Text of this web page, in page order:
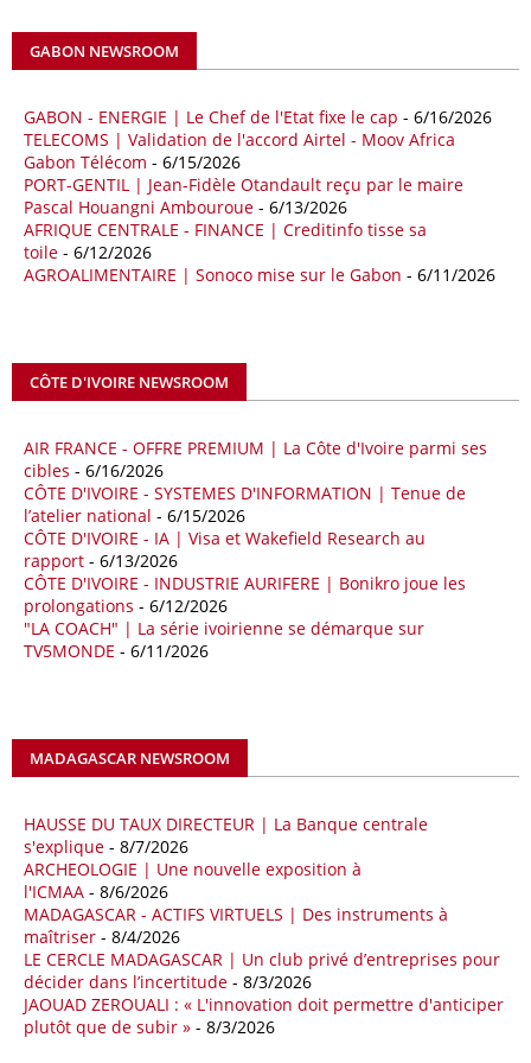
avril, à 81,82 milliards de dollars. Durant la même période, les
importations chinoises en provenance du continent ont atteint 45,02
quatre premiers mois de 2025.
09/05/26 ITALIE - LIBYE
Les deux pays veulent accélérer leurs projets gaziers communs, afin
de sécuriser davantage les approvisionnements énergétiques en
Méditerranée, dans un contexte marqué par des tensions
géopolitiques internationales et des perturbations sur le marché
mondial du gaz. Réunis à Rome le jeudi 7 mai, la Première ministre
coopération et les investissements dans le secteur énergétique. Cette
séquence survient alors que Rome cherche à réduire son exposition
18/04/26 ALGERIE - BP
La multinationale BP signe son retour en Algérie où un permis de
prospection d’hydrocarbures dans le bassin oriental lui a été attribué
par l’Agence nationale pour la valorisation des ressources en
hydrocarbures (ALNAFT). L’information rendue publique mercredi 15
avril par l’institution, intervient dans le cadre de sa politique de relance
de l’exploration. Le périmètre concerné se situe dans une zone de
l’est du pays jugée peu explorée malgré son potentiel. BP pourra y
lancer ses premières opérations de prospection sur le terrain portant
18/04/26 OUGANDA - CITIBANK
américaine Citibank pour arranger la mobilisation des financements
nécessaires à la construction du chemin de fer à écartement standard
(SGR) qui devrait relier la capitale Kampala à la frontière avec le
Kenya, pour un investissement de 2,7 milliards d'euros (3,19 milliards
de dollars). Selon le secrétaire permanent au ministère ougandais des
Finances, Ramathan Ggoobi, lors d’une rencontre entre les ministres
des Finances de l'Ouganda, du Kenya et du Rwanda tenue à
Washington, en marge des réunions de printemps 2026 du FMI et de
la Banque mondiale, des pourparlers avec les institutions de Bretton
Woods ont aussi été engagés en vue d'obtenir leur soutien pour ce
GABON NEWSROOM
GABON - ENERGIE | Le Chef de l'Etat fixe le cap - 6/16/2026
TELECOMS | Validation de l'accord Airtel - Moov Africa
Gabon Télécom - 6/15/2026
PORT-GENTIL | Jean-Fidèle Otandault reçu par le maire
Pascal Houangni Ambouroue - 6/13/2026
AFRIQUE CENTRALE - FINANCE | Creditinfo tisse sa
toile - 6/12/2026
AGROALIMENTAIRE | Sonoco mise sur le Gabon - 6/11/2026
CÔTE D'IVOIRE NEWSROOM
AIR FRANCE - OFFRE PREMIUM | La Côte d'Ivoire parmi ses
cibles - 6/16/2026
CÔTE D'IVOIRE - SYSTEMES D'INFORMATION | Tenue de
l’atelier national - 6/15/2026
CÔTE D'IVOIRE - IA | Visa et Wakefield Research au
rapport - 6/13/2026
CÔTE D'IVOIRE - INDUSTRIE AURIFERE | Bonikro joue les
prolongations - 6/12/2026
"LA COACH" | La série ivoirienne se démarque sur
TV5MONDE - 6/11/2026
MADAGASCAR NEWSROOM
HAUSSE DU TAUX DIRECTEUR | La Banque centrale
s'explique - 8/7/2026
ARCHEOLOGIE | Une nouvelle exposition à
l'ICMAA - 8/6/2026
MADAGASCAR - ACTIFS VIRTUELS | Des instruments à
maîtriser - 8/4/2026
LE CERCLE MADAGASCAR | Un club privé d’entreprises pour
décider dans l’incertitude - 8/3/2026
JAOUAD ZEROUALI : « L'innovation doit permettre d'anticiper
plutôt que de subir » - 8/3/2026